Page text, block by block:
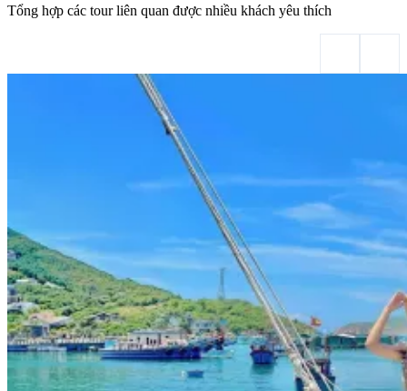
Tổng hợp các tour liên quan được nhiều khách yêu thích